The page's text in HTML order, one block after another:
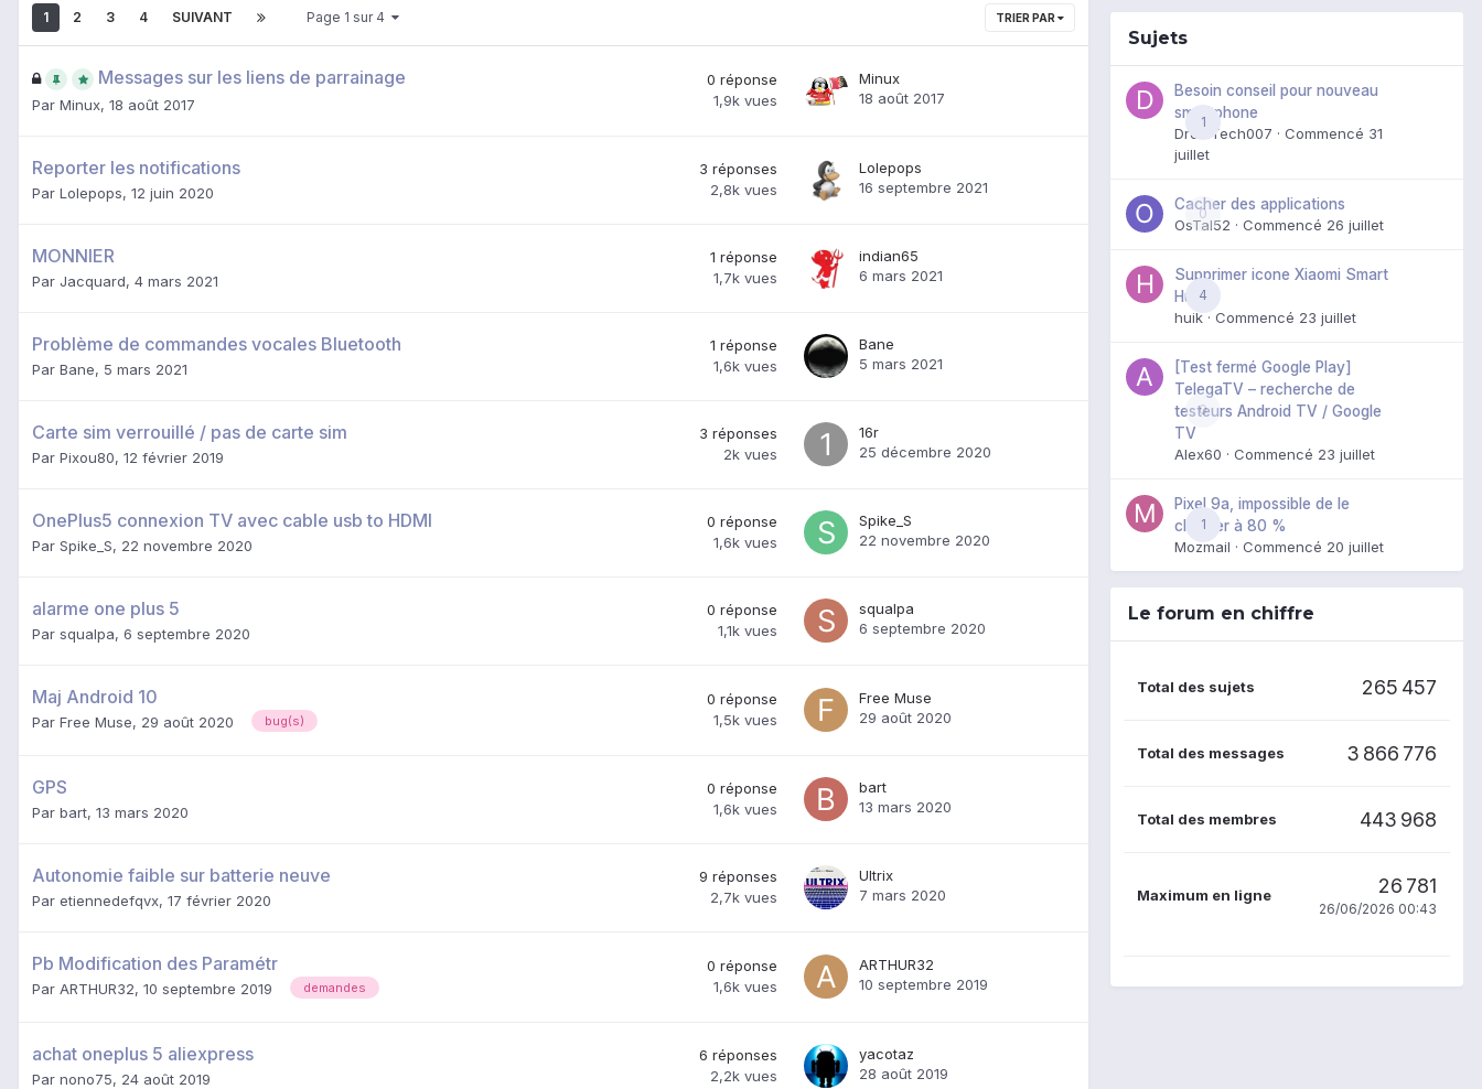
TRIER PAR
1 2 3 4 SUIVANT Page 1 sur 4
Messages sur les liens de parrainage
Par Minux, 18 août 2017
0 réponse
1,9k vues
Minux
18 août 2017
Reporter les notifications
Par Lolepops, 12 juin 2020
3 réponses
2,8k vues
Lolepops
16 septembre 2021
MONNIER
Par Jacquard, 4 mars 2021
1 réponse
1,7k vues
indian65
6 mars 2021
Problème de commandes vocales Bluetooth
Par Bane, 5 mars 2021
1 réponse
1,6k vues
Bane
5 mars 2021
Carte sim verrouillé / pas de carte sim
Par Pixou80, 12 février 2019
3 réponses
2k vues
16r
25 décembre 2020
OnePlus5 connexion TV avec cable usb to HDMI
Par Spike_S, 22 novembre 2020
0 réponse
1,6k vues
Spike_S
22 novembre 2020
alarme one plus 5
Par squalpa, 6 septembre 2020
0 réponse
1,1k vues
squalpa
6 septembre 2020
Maj Android 10
Par Free Muse, 29 août 2020 bug(s)
0 réponse
1,5k vues
Free Muse
29 août 2020
GPS
Par bart, 13 mars 2020
0 réponse
1,6k vues
bart
13 mars 2020
Autonomie faible sur batterie neuve
Par etiennedefqvx, 17 février 2020
9 réponses
2,7k vues
Ultrix
7 mars 2020
Pb Modification des Paramétr
Par ARTHUR32, 10 septembre 2019 demandes
0 réponse
1,6k vues
ARTHUR32
10 septembre 2019
achat oneplus 5 aliexpress
Par nono75, 24 août 2019
6 réponses
2,2k vues
yacotaz
28 août 2019
Sujets
1
Besoin conseil pour nouveau
smartphone
DroidTech007 · Commencé 31
juillet
0
Cacher des applications
OsTal52 · Commencé 26 juillet
4
Supprimer icone Xiaomi Smart
Hub
huik · Commencé 23 juillet
0
[Test fermé Google Play]
TelegaTV – recherche de
testeurs Android TV / Google
TV
Alex60 · Commencé 23 juillet
1
Pixel 9a, impossible de le
charger à 80 %
Mozmail · Commencé 20 juillet
Le forum en chiffre
Total des sujets 265 457
Total des messages 3 866 776
Total des membres 443 968
Maximum en ligne 26 781
26/06/2026 00:43